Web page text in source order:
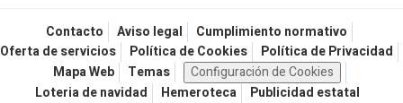
Contacto Aviso legal
Cumplimiento normativo
Oferta de servicios
Política de Cookies
Política de Privacidad
Mapa Web
Temas
Configuración de Cookies
Loteria de navidad
Hemeroteca Publicidad estatal